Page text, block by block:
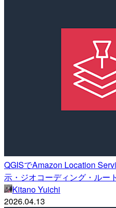
QGISでAmazon Location
示・ジオコーディング・ルー
Kitano Yuichi
2026.04.13